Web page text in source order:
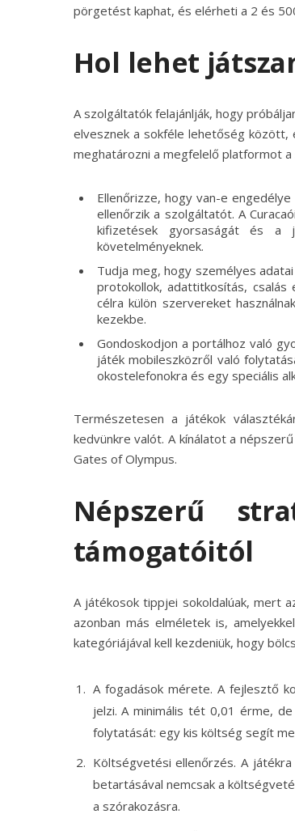
pörgetést kaphat, és elérheti a 2 és
Hol lehet
A szolgáltatók felajánlják, hogy
elvesznek a sokféle lehetőség között,
meghatározni a megfelelő platformot a
Ellenőrizze, hogy van-e
ellenőrzik a szolgáltatót. A
kifizetések gyorsaságát és a
követelményeknek.
Tudja meg, hogy személyes
protokollok, adattitkosítás,
célra külön szervereket
kezekbe.
Gondoskodjon a portálhoz való
játék mobileszközről való
okostelefonokra és egy speciális
Természetesen a játékok
kedvünkre valót. A kínálatot a
Gates of Olympus.
Népszerű
támogatóitól
A játékosok tippjei sokoldalúak, mert
azonban más elméletek is,
kategóriájával kell kezdeniük, hogy
A fogadások mérete. A fejlesztő
jelzi. A minimális tét 0,01 érme,
folytatását: egy kis költség segít
Költségvetési ellenőrzés. A
betartásával nemcsak a
a szórakozásra.